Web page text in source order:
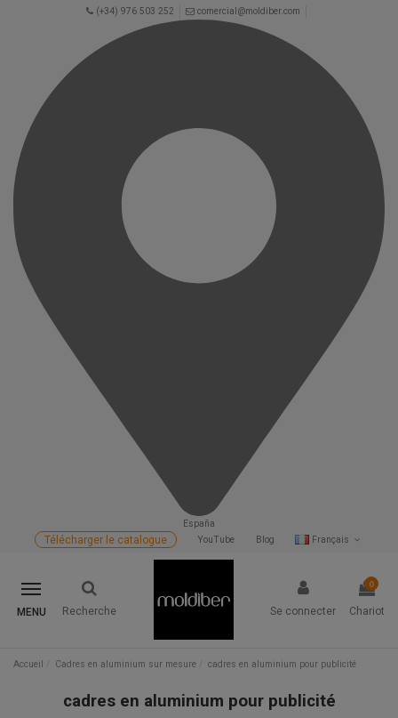
(+34) 976 503 252 comercial@moldiber.com
España
Français
Blog
YouTube
Télécharger le catalogue
MENU Recherche Se connecter
0
Chariot
Accueil Cadres en aluminium sur mesure cadres en aluminium pour publicité
cadres en aluminium pour publicité